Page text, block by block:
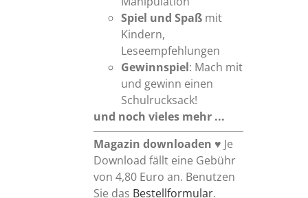
Spiel und Spaß mit
Kindern,
Leseempfehlungen
Gewinnspiel: Mach mit
und gewinn einen
Schulrucksack!
und noch vieles mehr ...
Magazin downloaden ♥ Je
Download fällt eine Gebühr
von 4,80 Euro an. Benutzen
Sie das Bestellformular.